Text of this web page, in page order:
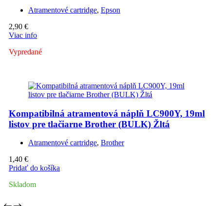
Atramentové cartridge, Epson
2,90 €
Viac info
Vypredané
Kompatibilná atramentová náplň LC900Y, 19ml
listov pre tlačiarne Brother (BULK) Žltá
Atramentové cartridge, Brother
1,40 €
Pridať do košíka
Skladom